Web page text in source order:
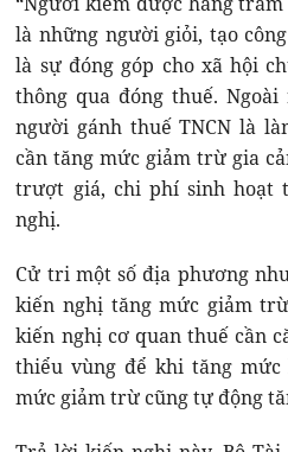
là những người giỏi, tạo
là sự đóng góp cho xã hội
thông qua đóng thuế.
người gánh thuế TNCN là
cần tăng mức giảm trừ gia
trượt giá, chi phí sinh hoạt
nghị.
Cử tri một số địa phương
kiến nghị tăng mức giảm
kiến nghị cơ quan thuế cần
thiểu vùng để khi tăng
mức giảm trừ cũng tự động